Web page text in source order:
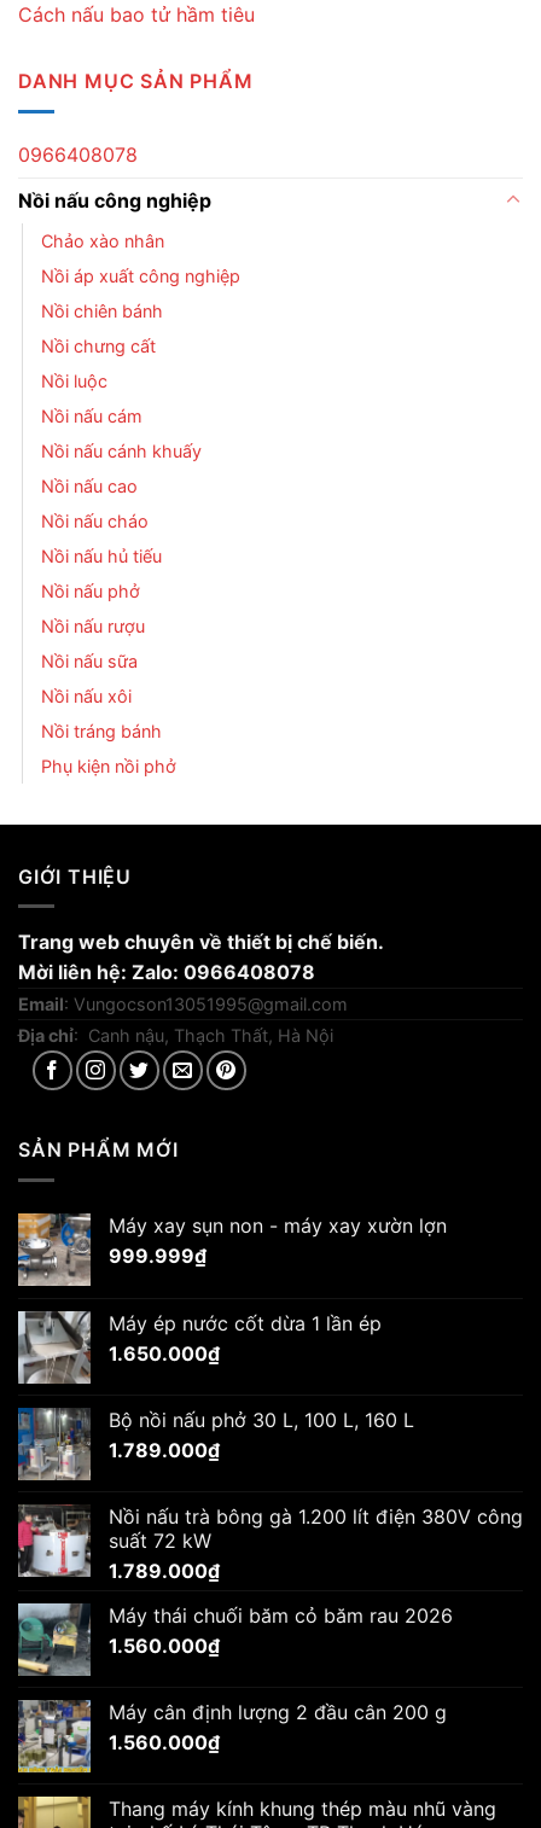
Cách nấu bao tử hầm tiêu
DANH MỤC SẢN PHẨM
0966408078
Nồi nấu công nghiệp
Chảo xào nhân
Nồi áp xuất công nghiệp
Nồi chiên bánh
Nồi chưng cất
Nồi luộc
Nồi nấu cám
Nồi nấu cánh khuấy
Nồi nấu cao
Nồi nấu cháo
Nồi nấu hủ tiếu
Nồi nấu phở
Nồi nấu rượu
Nồi nấu sữa
Nồi nấu xôi
Nồi tráng bánh
Phụ kiện nồi phở
GIỚI THIỆU
Trang web chuyên về thiết bị chế biến.
Mời liên hệ: Zalo: 0966408078
Email: Vungocson13051995@gmail.com
Địa chỉ: Canh nậu, Thạch Thất, Hà Nội
SẢN PHẨM MỚI
Máy xay sụn non - máy xay xườn lợn
999.999₫
Máy ép nước cốt dừa 1 lần ép
1.650.000₫
Bộ nồi nấu phở 30 L, 100 L, 160 L
1.789.000₫
Nồi nấu trà bông gà 1.200 lít điện 380V công
suất 72 kW
1.789.000₫
Máy thái chuối băm cỏ băm rau 2026
1.560.000₫
Máy cân định lượng 2 đầu cân 200 g
1.560.000₫
Thang máy kính khung thép màu nhũ vàng